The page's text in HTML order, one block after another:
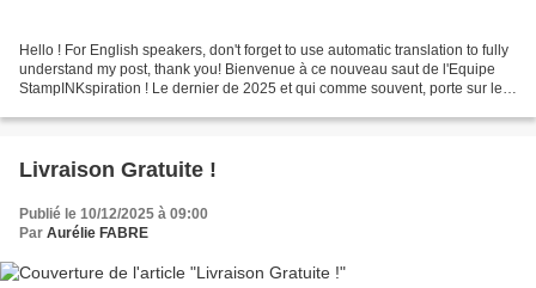
Hello ! For English speakers, don't forget to use automatic translation to fully
understand my post, thank you! Bienvenue à ce nouveau saut de l'Equipe
StampINKspiration ! Le dernier de 2025 et qui comme souvent, porte sur les
Livraison Gratuite !
Publié le 10/12/2025 à 09:00
Par Aurélie FABRE